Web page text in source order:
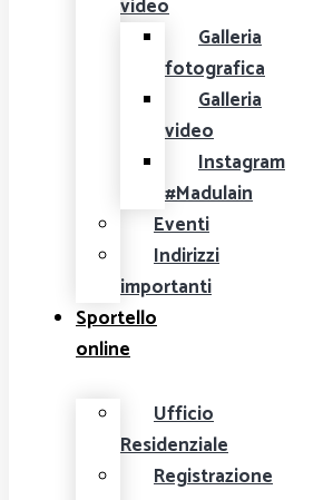
video
Galleria
fotografica
Galleria
video
Instagram
#Madulain
Eventi
Indirizzi
importanti
Sportello
online
Ufficio
Residenziale
Registrazione